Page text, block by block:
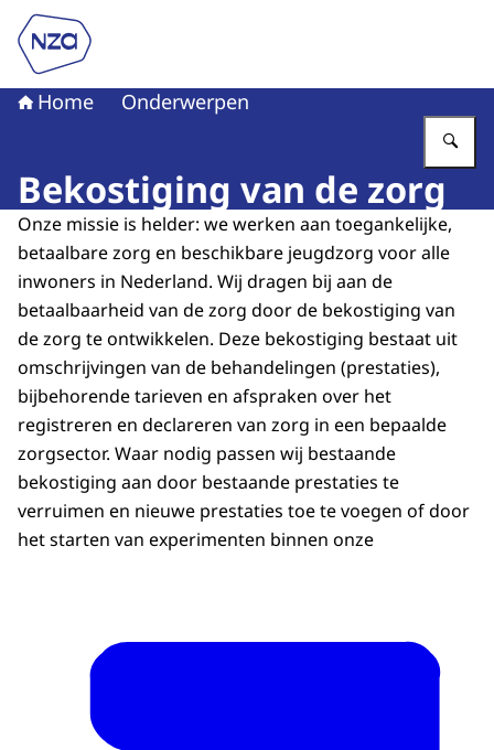
Naar de homepage van Nederlandse Zorgautoriteit
Home Onderwerpen
Bekostiging van de zorg
Onze missie is helder: we werken aan toegankelijke,
betaalbare zorg en beschikbare jeugdzorg voor alle
inwoners in Nederland. Wij dragen bij aan de
betaalbaarheid van de zorg door de bekostiging van
de zorg te ontwikkelen. Deze bekostiging bestaat uit
omschrijvingen van de behandelingen (prestaties),
bijbehorende tarieven en afspraken over het
registreren en declareren van zorg in een bepaalde
zorgsector. Waar nodig passen wij bestaande
bekostiging aan door bestaande prestaties te
verruimen en nieuwe prestaties toe te voegen of door
het starten van experimenten binnen onze